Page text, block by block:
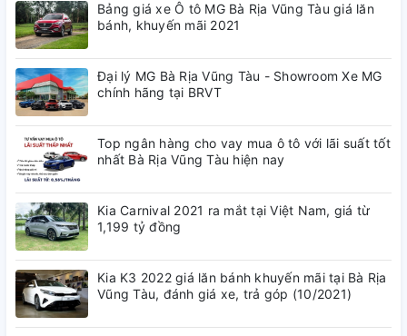
Bảng giá xe Ô tô MG Bà Rịa Vũng Tàu giá lăn
bánh, khuyến mãi 2021
Đại lý MG Bà Rịa Vũng Tàu - Showroom Xe MG
chính hãng tại BRVT
Top ngân hàng cho vay mua ô tô với lãi suất tốt
nhất Bà Rịa Vũng Tàu hiện nay
Kia Carnival 2021 ra mắt tại Việt Nam, giá từ
1,199 tỷ đồng
Kia K3 2022 giá lăn bánh khuyến mãi tại Bà Rịa
Vũng Tàu, đánh giá xe, trả góp (10/2021)